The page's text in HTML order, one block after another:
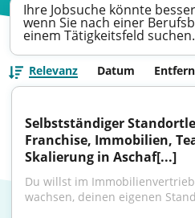
Ihre Jobsuche könnte
wenn Sie nach einer
einem Tätigkeitsfeld suchen.
Relevanz Datum
Selbstständiger
Franchise, Immobilien,
Skalierung in Aschaf[...]
Du willst im
wachsen, deinen eigenen